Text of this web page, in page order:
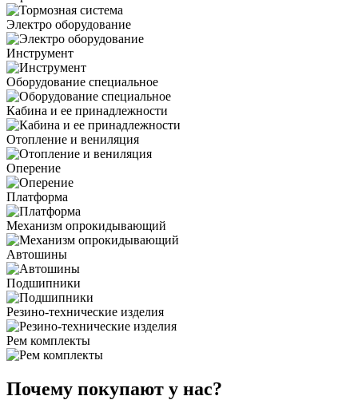
Электро оборудование
Инструмент
Оборудование специальное
Кабина и ее принадлежности
Отопление и вениляция
Оперение
Платформа
Механизм опрокидывающий
Автошины
Подшипники
Резино-технические изделия
Рем комплекты
Почему покупают у нас?